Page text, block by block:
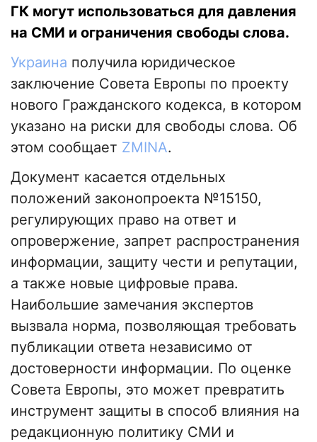
ГК могут использоваться для давления
на СМИ и ограничения свободы слова.
Украина получила юридическое
заключение Совета Европы по проекту
нового Гражданского кодекса, в котором
указано на риски для свободы слова. Об
этом сообщает ZMINA.
Документ касается отдельных
положений законопроекта №15150,
регулирующих право на ответ и
опровержение, запрет распространения
информации, защиту чести и репутации,
а также новые цифровые права.
Наибольшие замечания экспертов
вызвала норма, позволяющая требовать
публикации ответа независимо от
достоверности информации. По оценке
Совета Европы, это может превратить
инструмент защиты в способ влияния на
редакционную политику СМИ и